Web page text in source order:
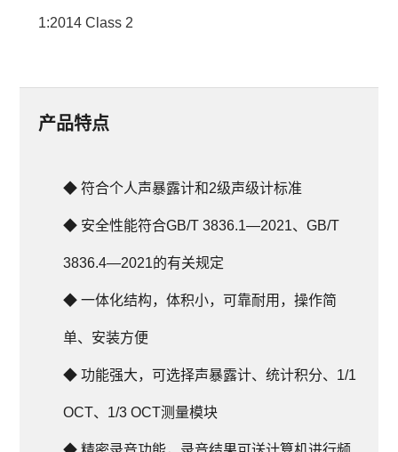
1:2014 Class 2
产品特点
◆ 符合个人声暴露计和2级声级计标准
◆ 安全性能符合GB/T 3836.1—2021、GB/T
3836.4—2021的有关规定
◆ 一体化结构，体积小，可靠耐用，操作简
单、安装方便
◆ 功能强大，可选择声暴露计、统计积分、1/1
OCT、1/3 OCT测量模块